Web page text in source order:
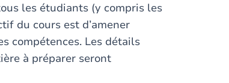
les étudiants (y compris les
du cours est d’amener
compétences. Les détails
à préparer seront